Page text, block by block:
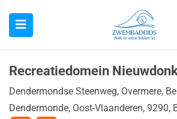
Recreatiedomein
Dendermondse Steenweg, Overmere,
Dendermonde, Oost-Vlaanderen, 9290,